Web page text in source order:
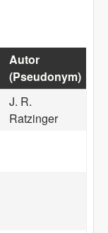
Autor
(Pseudonym)
J. R.
Ratzinger